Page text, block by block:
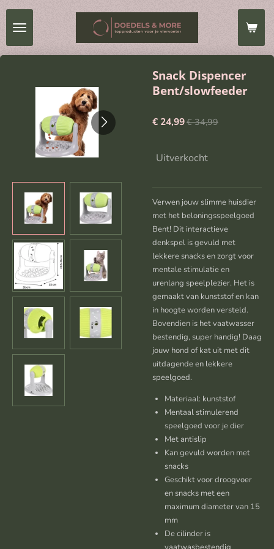
Ga
direct
Snack Dispencer
Bent/slowfeeder
€ 24,99€ 34,99
Uitverkocht
Verwen jouw slimme huisdier
met het beloningsspeelgoed
Bent! Dit interactieve
denkspel is gevuld met
lekkere snacks en zorgt voor
mentale stimulatie en
urenlang speelplezier. Het is
gemaakt van kunststof en kan
in hoogte worden versteld.
Bovendien is het vaatwasser
bestendig, super handig! Daag
jouw hond of kat uit met dit
uitdagende en lekkere
speelgoed.
Materiaal: kunststof
Mentaal stimulerend
speelgoed voor je dier
Met antislip
Kan gevuld worden met
snacks
Geschikt voor droogvoer
en snacks met een
maximum diameter van 15
mm
De cilinder is